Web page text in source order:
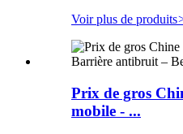
Voir plus de produits
Prix ​​de gros
mobile - ...